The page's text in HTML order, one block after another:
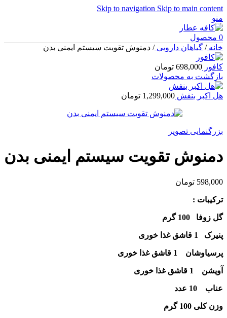
Skip to navigation Skip to main content
منو
0 محصول
خانه/ گیاهان دارویی/ دمنوش تقویت سیستم ایمنی بدن
کافور 698,000 تومان
بازگشت به محصولات
هل اکبر بنفش 1,299,000 تومان
بزرگنمایی تصویر
دمنوش تقویت سیستم ایمنی بدن
598,000 تومان
ترکیبات :
گل زوفا 100 گرم
پنیرک 1 قاشق غذا خوری
پرسیاوشان 1 قاشق غذا خوری
آویشن 1 قاشق غذا خوری
عناب 10 عدد
وزن کلی 100 گرم